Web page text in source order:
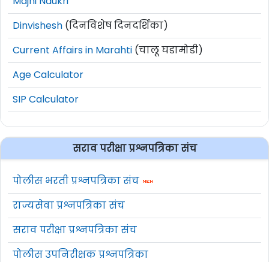
Dinvishesh (दिनविशेष दिनदर्शिका)
Current Affairs in Marahti (चालू घडामोडी)
Age Calculator
SIP Calculator
सराव परीक्षा प्रश्नपत्रिका संच
पोलीस भरती प्रश्नपत्रिका संच
राज्यसेवा प्रश्नपत्रिका संच
सराव परीक्षा प्रश्नपत्रिका संच
पोलीस उपनिरीक्षक प्रश्नपत्रिका